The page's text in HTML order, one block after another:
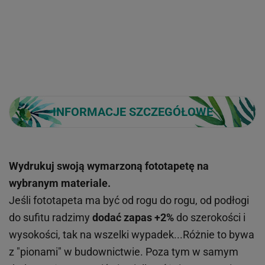
INFORMACJE SZCZEGÓŁOWE
Wydrukuj swoją wymarzoną fototapetę na
wybranym materiale.
Jeśli fototapeta ma być od rogu do rogu, od podłogi
do sufitu radzimy dodać zapas +2% do szerokości i
wysokości, tak na wszelki wypadek...Różnie to bywa
z "pionami" w budownictwie. Poza tym w samym